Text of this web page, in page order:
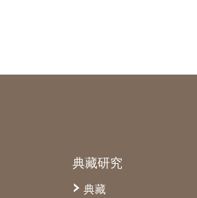
典藏研究
典藏